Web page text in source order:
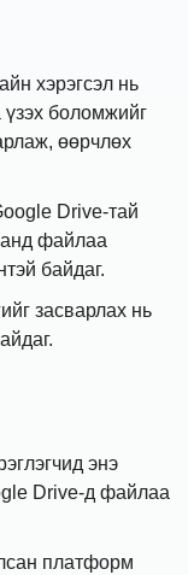
хэрэгсэл нь
үзэх боломжийг
өөрчлөх
Drive-тай
файлаа
байдаг.
засварлах нь
энэ
Drive-д файлаа
платформ